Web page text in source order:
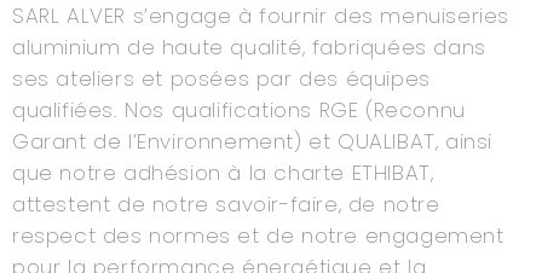
SARL ALVER s’engage à fournir des menuiseries
aluminium de haute qualité, fabriquées dans
ses ateliers et posées par des équipes
qualifiées. Nos qualifications RGE (Reconnu
Garant de l’Environnement) et QUALIBAT, ainsi
que notre adhésion à la charte ETHIBAT,
attestent de notre savoir-faire, de notre
respect des normes et de notre engagement
pour la performance énergétique et la